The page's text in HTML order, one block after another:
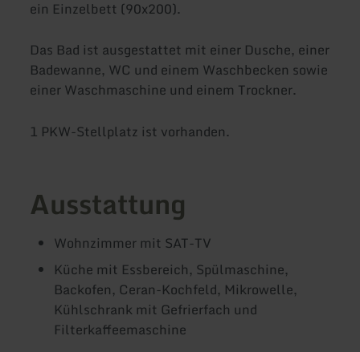
ein Einzelbett (90x200).
Das Bad ist ausgestattet mit einer Dusche, einer
Badewanne, WC und einem Waschbecken sowie
einer Waschmaschine und einem Trockner.
1 PKW-Stellplatz ist vorhanden.
Ausstattung
Wohnzimmer mit SAT-TV
Küche mit Essbereich, Spülmaschine,
Backofen, Ceran-Kochfeld, Mikrowelle,
Kühlschrank mit Gefrierfach und
Filterkaffeemaschine